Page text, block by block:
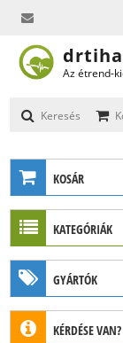
info@drtihanyi.hu
Az étrend-
Keresés
KOSÁR
MEGRENDELÉS
KATEGÓRIÁK
GYÓGYGOMBÁK
CHAGA (HAMVASKÉREG
CORDYCEPS
GANODERMA (REISHI,
GYÁRTÓK
Mushroom Wisdom
KÉRDÉSE VAN?